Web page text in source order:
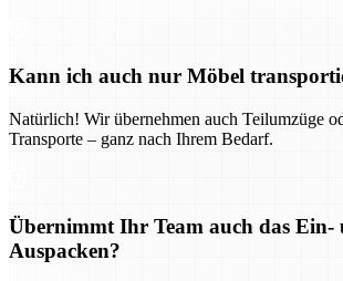
Kann ich auch nur Möbel
Natürlich! Wir übernehmen auch Teilumzüge
Transporte – ganz nach Ihrem Bedarf.
Übernimmt Ihr Team auch das Ein-
Auspacken?